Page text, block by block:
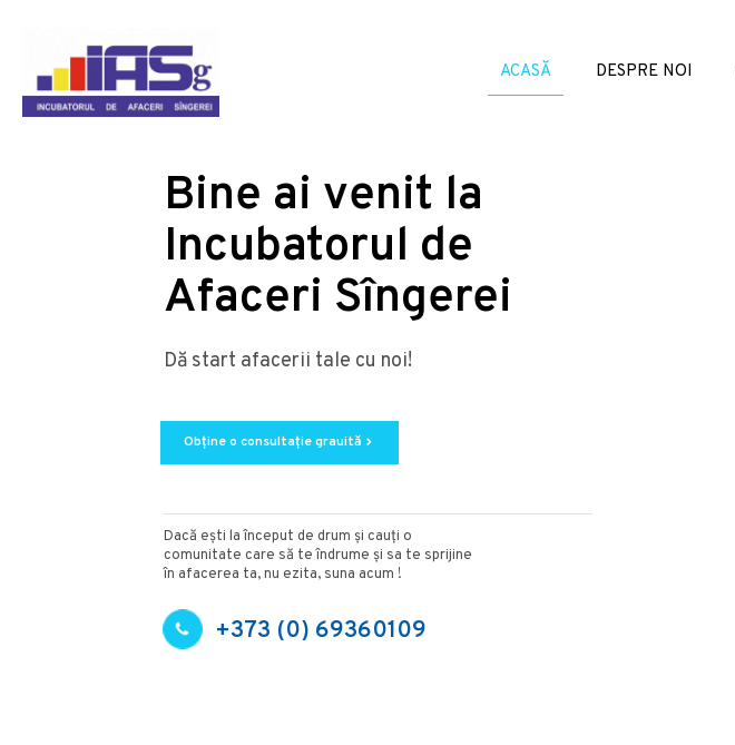
ACASĂ DESPRE NOI
Dacă ești la început de drum și cauți o
comunitate care să te îndrume și sa te sprijine
în afacerea ta, nu ezita, suna acum !
Bine ai venit la
Incubatorul de
Afaceri Sîngerei
Dă start afacerii tale cu noi!
+373 (0) 69360109
Obține o consultație grauită chevron_right